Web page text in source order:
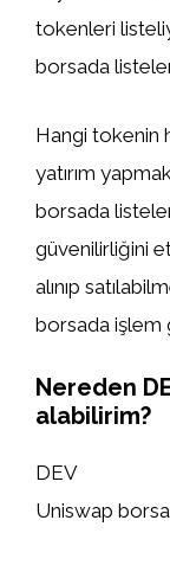
tokenleri
borsada
Hangi tokenin
yatırım
borsada
güvenilirliğini
alınıp
borsada işlem
Nereden
alabilirim?
DEV
Uniswap